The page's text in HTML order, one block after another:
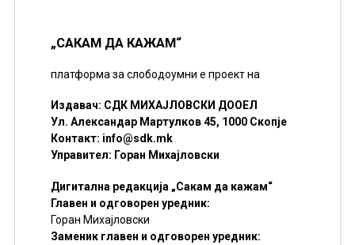
„САКАМ ДА КАЖАМ“
платформа за слободоумни е проект на
Издавач: СДК МИХАЈЛОВСКИ ДООЕЛ
Ул. Александар Мартулков 45, 1000 Скопје
Контакт: info@sdk.mk
Управител: Горан Михајловски
Дигитална редакција „Сакам да кажам“
Главен и одговорен уредник:
Горан Михајловски
Заменик главен и одговорен уредник: